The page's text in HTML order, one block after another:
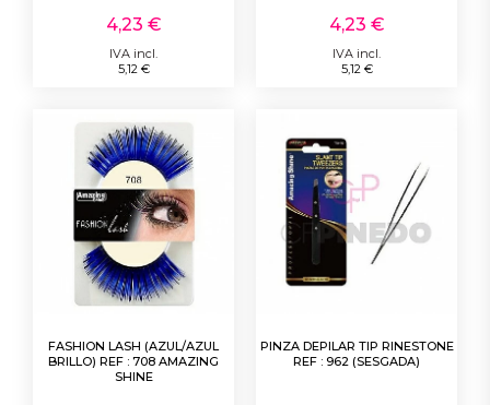
4,23 €
IVA incl.
5,12 €
4,23 €
IVA incl.
5,12 €
FASHION LASH (AZUL/AZUL
BRILLO) REF : 708 AMAZING
SHINE
PINZA DEPILAR TIP RINESTONE
REF : 962 (SESGADA)